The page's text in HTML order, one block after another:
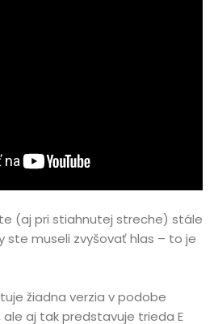
(aj pri stiahnutej streche) stále
ste museli zvyšovať hlas – to je
žiadna verzia v podobe
aj tak predstavuje trieda E